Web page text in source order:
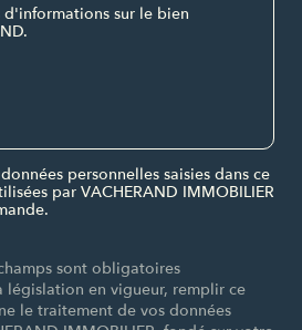
personnelles saisies dans ce
par VACHERAND IMMOBILIER
sont obligatoires
législation en vigueur, remplir ce
le traitement de vos données